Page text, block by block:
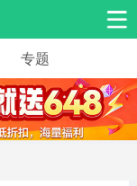
手游工具
益智休闲
专题